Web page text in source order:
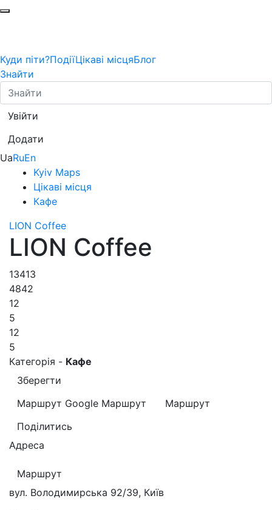
Куди піти?ПодіїЦікаві місцяБлог
Знайти
Увійти
Додати
UaRuEn
Kyiv Maps
Цікаві місця
Кафе
LION Coffee
LION Coffee
13413
4842
12
5
12
5
Категорія - Кафе
Зберегти
Маршрут Google Маршрут
Маршрут
Поділитись
Адреса
Маршрут
вул. Володимирська 92/39, Київ